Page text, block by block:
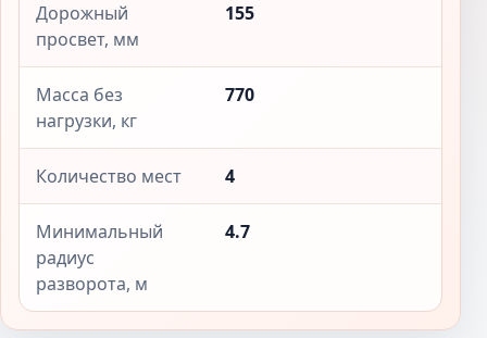
Дорожный
просвет, мм
155
Масса без
нагрузки, кг
770
Количество мест 4
Минимальный
радиус
разворота, м
4.7